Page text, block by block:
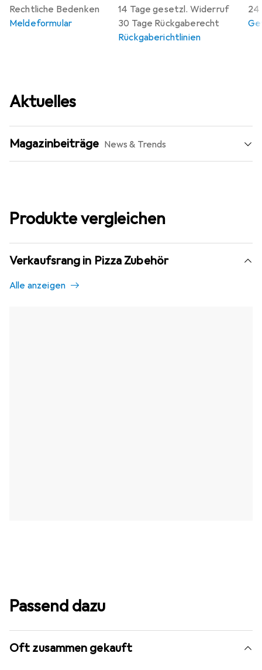
14 Tage gesetzl. Widerruf
30 Tage Rückgaberecht
Rückgaberichtlinien
24
Rechtliche Bedenken
Meldeformular
Aktuelles
Magazinbeiträge News & Trends
Produkte vergleichen
Verkaufsrang in Pizza Zubehör
Alle anzeigen
Passend dazu
Oft zusammen gekauft